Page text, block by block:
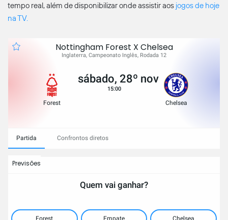
tempo real, além de disponibilizar onde assistir aos jogos de hoje
na TV.
Nottingham Forest X Chelsea
Inglaterra, Campeonato Inglês, Rodada 12
Forest
sábado, 28º nov
15:00
Chelsea
Partida Confrontos diretos
Previsões
Quem vai ganhar?
Forest Empate Chelsea